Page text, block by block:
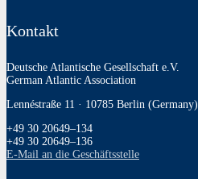
Kontakt
Deutsche Atlantische Gesellschaft e.V.
German Atlantic Association
Lennéstraße 11 · 10785 Berlin (Germany)
+49 30 20649–134
+49 30 20649–136
E‑Mail an die Geschäftsstelle